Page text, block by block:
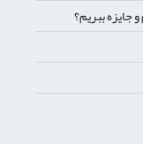
ببریم؟